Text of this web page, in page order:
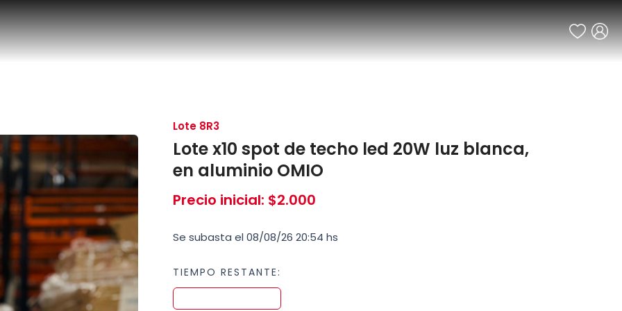
Lote 8R3
Lote x10 spot de techo led 20W luz blanca,
en aluminio OMIO
Precio inicial: $2.000
Se subasta el 08/08/26 20:54 hs
TIEMPO RESTANTE: